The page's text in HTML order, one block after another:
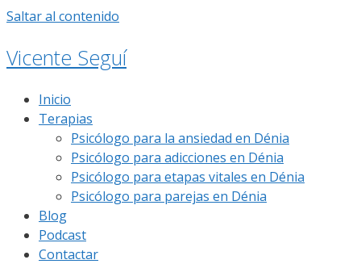
Saltar al contenido
Vicente Seguí
Inicio
Terapias
Psicólogo para la ansiedad en Dénia
Psicólogo para adicciones en Dénia
Psicólogo para etapas vitales en Dénia
Psicólogo para parejas en Dénia
Blog
Podcast
Contactar